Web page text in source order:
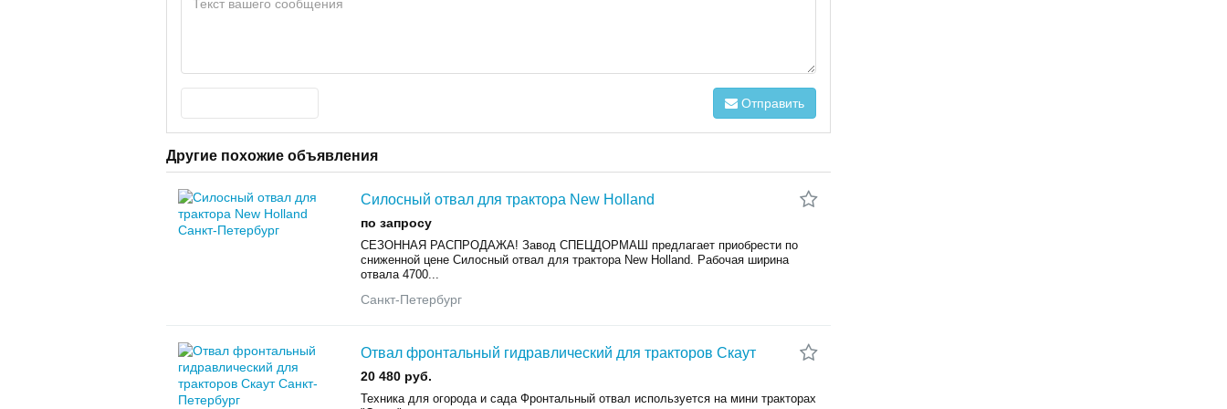
Отправить
Другие похожие объявления
Силосный отвал для трактора New Holland
по запросу
СЕЗОННАЯ РАСПРОДАЖА! Завод СПЕЦДОРМАШ предлагает приобрести по
сниженной цене Силосный отвал для трактора New Holland. Рабочая ширина
отвала 4700...
Санкт-Петербург
Отвал фронтальный гидравлический для тракторов Скаут
20 480 руб.
Техника для огорода и сада Фронтальный отвал используется на мини тракторах